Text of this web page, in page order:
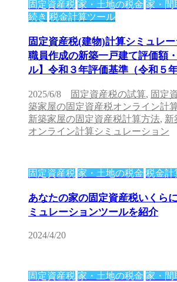
固定資産税 家・土地の税金 家・間
続き 税金計算ツール
固定資産税(建物)計算シミュレ
職員作成の新築一戸建て評価額
ル】令和３年評価基準（令和５年
2025/6/8 固定資産税の試算, 固定
築家屋の固定資産税オンライン計
新築家屋の固定資産税計算方法, 新
オンライン計算シミュレーション
固定資産税 家・土地の税金 税金計
あなたの家の固定資産税いくら
ミュレーションツールを紹介
2024/4/20
固定資産税 家・土地の税金 家・間